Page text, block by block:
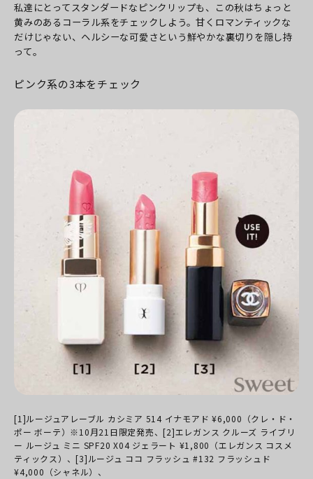
私達にとってスタンダードなピンクリップも、この秋はちょっと
黄みのあるコーラル系をチェックしよう。甘くロマンティックな
だけじゃない、ヘルシーな可愛さという鮮やかな裏切りを隠し持
って。
ピンク系の3本をチェック
[1]ルージュアレーブル カシミア 514 イナモアド ¥6,000（クレ・ド・
ポー ボーテ）※10月21日限定発売、[2]エレガンス クルーズ ライブリ
ー ルージュ ミニ SPF20 X04 ジェラート ¥1,800（エレガンス コスメ
ティックス）、[3]ルージュ ココ フラッシュ #132 フラッシュド
¥4,000（シャネル）、